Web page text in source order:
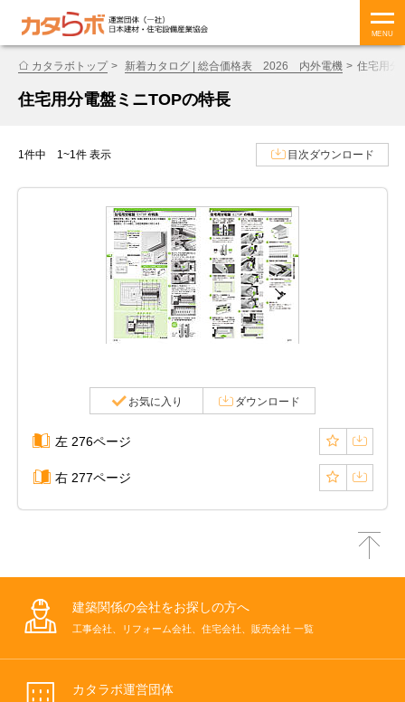
MENU
カタラボトップ 新着カタログ | 総合価格表 2026 内外電機 住宅用分
住宅用分電盤ミニTOPの特長
1件中 1~1件 表示 目次ダウンロード
お気に入り ダウンロード
左 276ページ
右 277ページ
建築関係の会社をお探しの方へ
工事会社、リフォーム会社、住宅会社、販売会社 一覧
カタラボ運営団体